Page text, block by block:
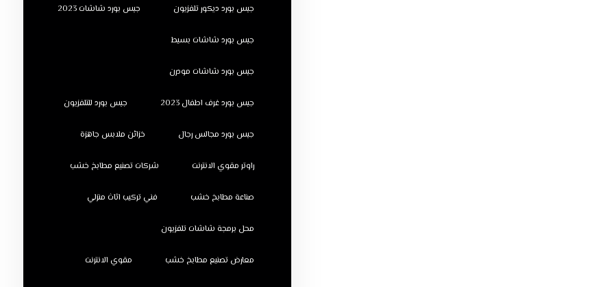
جبس بورد ديكور تلفزيون جبس بورد شاشات 2023
جبس بورد شاشات بسيط
جبس بورد شاشات مودرن
جبس بورد غرف اطفال 2023 جبس بورد للتلفزيون
جبس بورد مجالس رجال خزائن ملابس جاهزة
راوتر مقوي الانترنت شركات تصنيع مطابخ خشب
صناعة مطابخ خشب فني تركيب اثاث منزلي
محل برمجة شاشات تلفزيون
معارض تصنيع مطابخ خشب مقوي الانترنت